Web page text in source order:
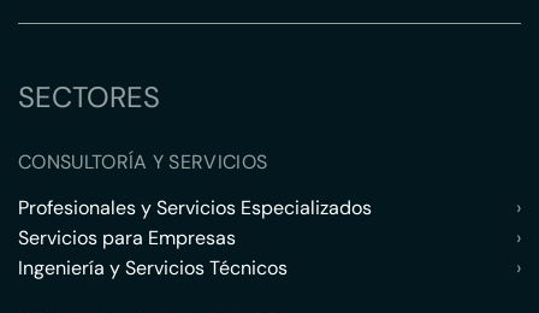
SECTORES
CONSULTORÍA Y SERVICIOS
Profesionales y Servicios Especializados
›
Servicios para Empresas
›
Ingeniería y Servicios Técnicos
›